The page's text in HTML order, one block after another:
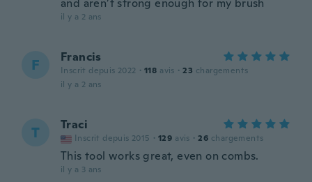
and aren’t strong enough for my brush
il y a 2 ans
F Francis
Inscrit depuis 2022 · 118 avis · 23 chargements
il y a 2 ans
T Traci
Inscrit depuis 2015 · 129 avis · 26 chargements
This tool works great, even on combs.
il y a 3 ans